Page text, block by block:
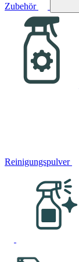
Zubehör
Reinigungspulver